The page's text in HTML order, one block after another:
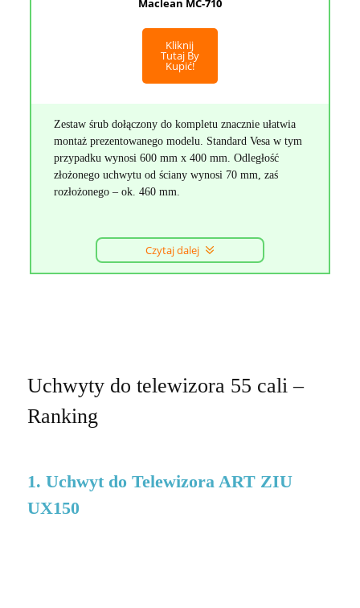
Maclean MC-710
Kliknij
Tutaj By
Kupić!
Zestaw śrub dołączony do kompletu znacznie ułatwia
montaż prezentowanego modelu. Standard Vesa w tym
przypadku wynosi 600 mm x 400 mm. Odległość
złożonego uchwytu od ściany wynosi 70 mm, zaś
rozłożonego – ok. 460 mm.
Czytaj dalej
Uchwyty do telewizora 55 cali –
Ranking
1. Uchwyt do Telewizora ART ZIU
UX150